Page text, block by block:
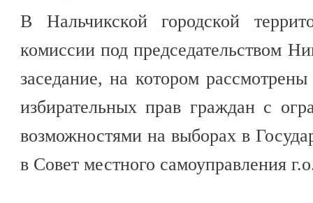
В Нальчикской городской
комиссии под председательством
заседание, на котором
избирательных прав граждан с
возможностями на выборах в
в Совет местного самоуправления